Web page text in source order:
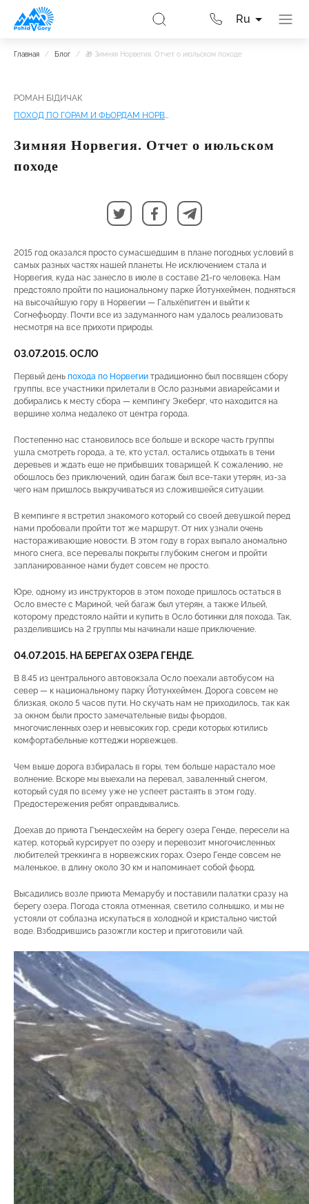
Ru
Главная / Блог / 🎁 Зимняя Норвегия. Отчет о июльском походе
РОМАН БІДИЧАК
ПОХОД ПО ГОРАМ И ФЬОРДАМ НОРВЕГИИ
Зимняя Норвегия. Отчет о июльском
походе
2015 год оказался просто сумасшедшим в плане погодных условий в
самых разных частях нашей планеты. Не исключением стала и
Норвегия, куда нас занесло в июле в составе 21-го человека. Нам
предстояло пройти по национальному парке Йотунхеймен, подняться
на высочайшую гору в Норвегии — Гальхёпигген и выйти к
Согнефьорду. Почти все из задуманного нам удалось реализовать
несмотря на все прихоти природы.
03.07.2015. ОСЛО
Первый день похода по Норвегии традиционно был посвящен сбору
группы, все участники прилетали в Осло разными авиарейсами и
добирались к месту сбора — кемпингу Экеберг, что находится на
вершине холма недалеко от центра города.
Постепенно нас становилось все больше и вскоре часть группы
ушла смотреть города, а те, кто устал, остались отдыхать в тени
деревьев и ждать еще не прибывших товарищей. К сожалению, не
обошлось без приключений, один багаж был все-таки утерян, из-за
чего нам пришлось выкручиваться из сложившейся ситуации.
В кемпинге я встретил знакомого который со своей девушкой перед
нами пробовали пройти тот же маршрут. От них узнали очень
настораживающие новости. В этом году в горах выпало аномально
много снега, все перевалы покрыты глубоким снегом и пройти
запланированное нами будет совсем не просто.
Юре, одному из инструкторов в этом походе пришлось остаться в
Осло вместе с Мариной, чей багаж был утерян, а также Ильей,
которому предстояло найти и купить в Осло ботинки для похода. Так,
разделившись на 2 группы мы начинали наше приключение.
04.07.2015. НА БЕРЕГАХ ОЗЕРА ГЕНДЕ.
В 8.45 из центрального автовокзала Осло поехали автобусом на
север — к национальному парку Йотунхеймен. Дорога совсем не
близкая, около 5 часов пути. Но скучать нам не приходилось, так как
за окном были просто замечательные виды фьордов,
многочисленных озер и невысоких гор, среди которых ютились
комфортабельные коттеджи норвежцев.
Чем выше дорога взбиралась в горы, тем больше нарастало мое
волнение. Вскоре мы выехали на перевал, заваленный снегом,
который судя по всему уже не успеет растаять в этом году.
Предостережения ребят оправдывались.
Доехав до приюта Гъендесхейм на берегу озера Генде, пересели на
катер, который курсирует по озеру и перевозит многочисленных
любителей треккинга в норвежских горах. Озеро Генде совсем не
маленькое, в длину около 30 км и напоминает собой фьорд.
Высадились возле приюта Мемарубу и поставили палатки сразу на
берегу озера. Погода стояла отменная, светило солнышко, и мы не
устояли от соблазна искупаться в холодной и кристально чистой
воде. Взбодрившись разожгли костер и приготовили чай.